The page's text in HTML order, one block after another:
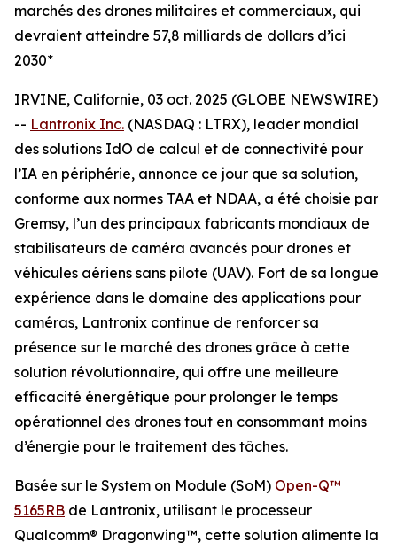
marchés des drones militaires et commerciaux, qui
devraient atteindre 57,8 milliards de dollars d’ici
2030*
IRVINE, Californie, 03 oct. 2025 (GLOBE NEWSWIRE)
-- Lantronix Inc. (NASDAQ : LTRX), leader mondial
des solutions IdO de calcul et de connectivité pour
l’IA en périphérie, annonce ce jour que sa solution,
conforme aux normes TAA et NDAA, a été choisie par
Gremsy, l’un des principaux fabricants mondiaux de
stabilisateurs de caméra avancés pour drones et
véhicules aériens sans pilote (UAV). Fort de sa longue
expérience dans le domaine des applications pour
caméras, Lantronix continue de renforcer sa
présence sur le marché des drones grâce à cette
solution révolutionnaire, qui offre une meilleure
efficacité énergétique pour prolonger le temps
opérationnel des drones tout en consommant moins
d’énergie pour le traitement des tâches.
Basée sur le System on Module (SoM) Open-Q™
5165RB de Lantronix, utilisant le processeur
Qualcomm® Dragonwing™, cette solution alimente la